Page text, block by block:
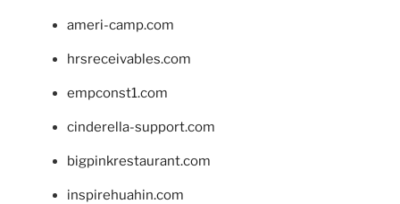
ameri-camp.com
hrsreceivables.com
empconst1.com
cinderella-support.com
bigpinkrestaurant.com
inspirehuahin.com